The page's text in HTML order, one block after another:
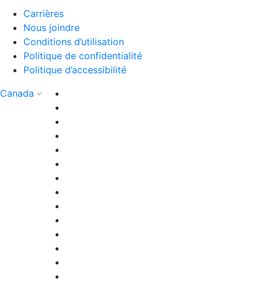
Carrières
Nous joindre
Conditions d’utilisation
Politique de confidentialité
Politique d’accessibilité
Canada